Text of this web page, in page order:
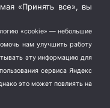
«Принять все», вы
«cookie» — небольшие
нам улучшить работу
эту информацию для
сервиса Яндекс
это может повлиять на